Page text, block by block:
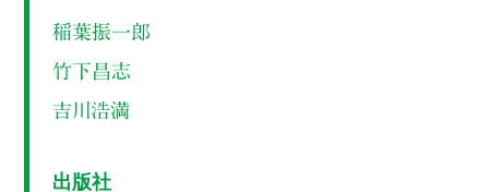
稲葉振一郎
竹下昌志
吉川浩満
出版社